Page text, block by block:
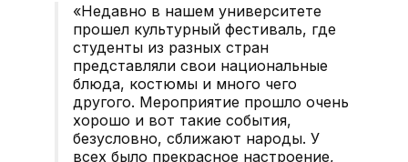
«Недавно в нашем университете
прошел культурный фестиваль, где
студенты из разных стран
представляли свои национальные
блюда, костюмы и много чего
другого. Мероприятие прошло очень
хорошо и вот такие события,
безусловно, сближают народы. У
всех было прекрасное настроение,